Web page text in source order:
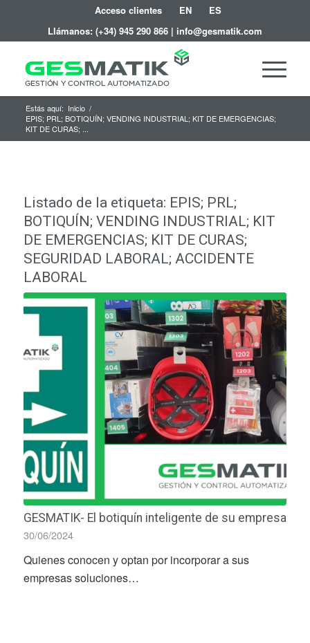
Acceso clientes EN
ES
Llámanos: (+34) 945 290 866| info@gesmatik.com
Estás aquí: Inicio /
EPIS; PRL; BOTIQUÍN; VENDING INDUSTRIAL; KIT DE EMERGENCIAS;
KIT DE CURAS; ...
Listado de la etiqueta: EPIS; PRL;
BOTIQUÍN; VENDING INDUSTRIAL; KIT
DE EMERGENCIAS; KIT DE CURAS;
SEGURIDAD LABORAL; ACCIDENTE
LABORAL
GESMATIK- El botiquín inteligente de su empresa
30/06/2024
Quienes conocen y optan por incorporar a sus
empresas soluciones…